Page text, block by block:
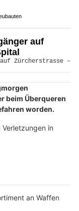
auf
beim Überqueren
worden.
in